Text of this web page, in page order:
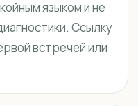
языком и не
Ссылку
встречей или